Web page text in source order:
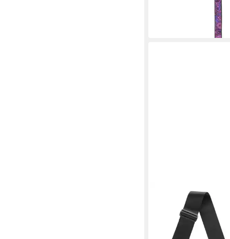
in 2-3 Werktagen bei dir
Gitarrengurt
17,60 €
in 2-3 Werktagen bei dir